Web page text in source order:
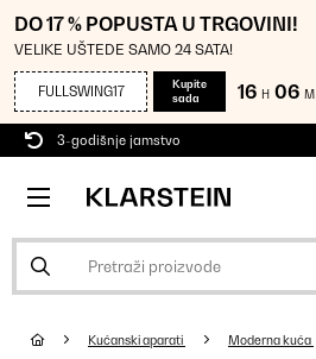
DO 17 % POPUSTA U TRGOVINI!
VELIKE UŠTEDE SAMO 24 SATA!
FULLSWING17
Kupite
sada
16 H 06 M
3-godišnje jamstvo
Kućanski aparati Moderna kuća